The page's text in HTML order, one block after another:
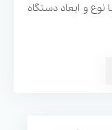
و ابعاد دستگاه